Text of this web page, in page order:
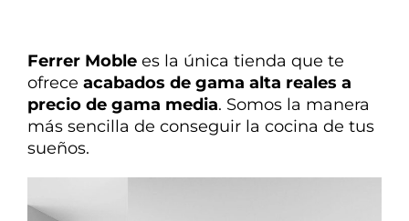
Ferrer Moble es la única tienda que te
ofrece acabados de gama alta reales a
precio de gama media. Somos la manera
más sencilla de conseguir la cocina de tus
sueños.